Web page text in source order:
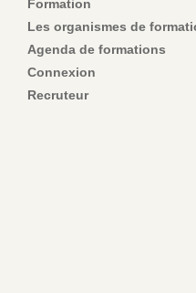
Formation
Les organismes de
Agenda de formations
Connexion
Recruteur